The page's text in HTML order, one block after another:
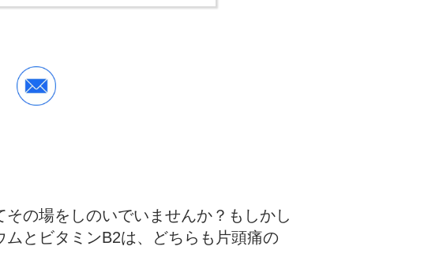
の場をしのいでいませんか？もしかし
とビタミンB2は、どちらも片頭痛の